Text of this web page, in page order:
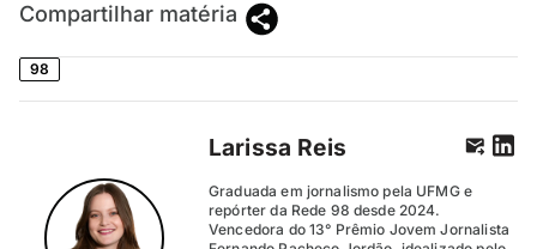
Compartilhar matéria
98
Larissa Reis
Graduada em jornalismo pela UFMG e
repórter da Rede 98 desde 2024.
Vencedora do 13° Prêmio Jovem Jornalista